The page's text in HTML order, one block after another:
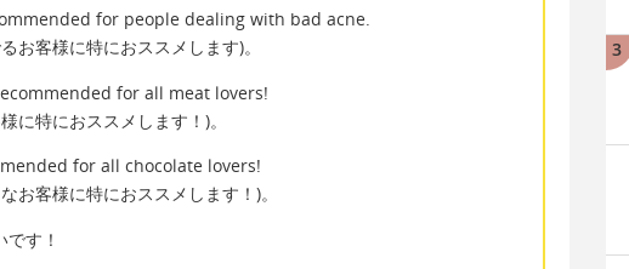
for people dealing with bad acne.
お客様に特におススメします)。
for all meat lovers!
に特におススメします！)。
for all chocolate lovers!
お客様に特におススメします！)。
す！
3